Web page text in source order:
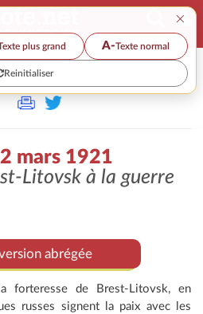
×
plus grand A-Texte normal
Reinitialiser
mars 1921
Litovsk à la guerre
abrégée
forteresse de Brest-Litovsk, en
russes signent la paix avec les